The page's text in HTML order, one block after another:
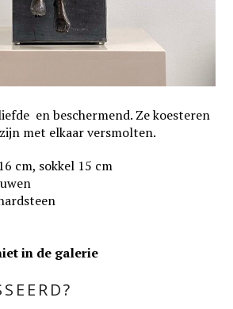
en beschermend. Ze koesteren
met elkaar versmolten.
cm, sokkel 15 cm
in de galerie